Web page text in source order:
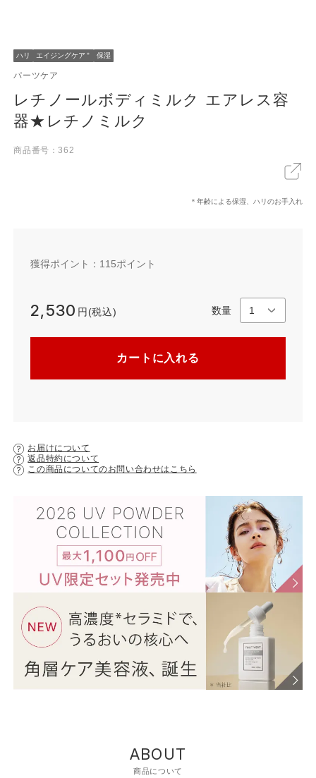
ハリ エイジングケア ＊ 保湿
パーツケア
レチノールボディミルク エアレス容
器★レチノミルク
商品番号：362
＊年齢による保湿、ハリのお手入れ
獲得ポイント： 115ポイント
2,530 円(税込) 数量
カートに入れる
お届けについて
返品特約について
この商品についてのお問い合わせはこちら
ABOUT
商品について